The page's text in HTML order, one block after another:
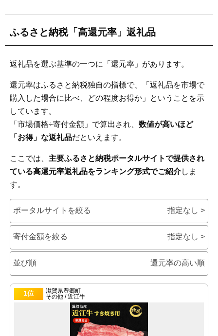
ふるさと納税「高還元率」返礼品
返礼品を選ぶ基準の一つに「還元率」があります。
還元率はふるさと納税独自の指標で、「返礼品を市場で
購入した場合に比べ、どの程度お得か」ということを示
しています。
「市場価格÷寄付金額」で算出され、 数値が高いほど
「お得」な返礼品だといえます。
ここでは、 主要ふるさと納税ポータルサイトで提供され
ている高還元率返礼品をランキング形式でご紹介しま
す。
ポータルサイトを絞る 指定なし >
寄付金額を絞る 指定なし >
並び順 還元率の高い順
1位
滋賀県豊郷町
その他 / 近江牛